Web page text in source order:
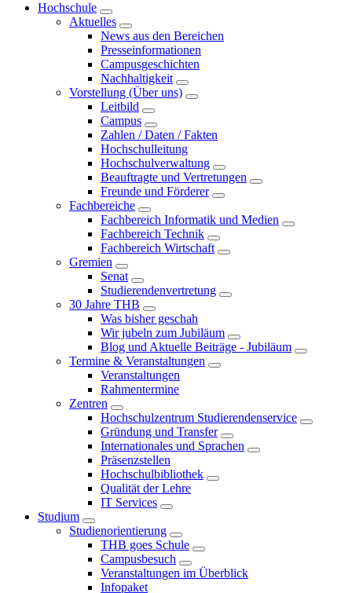
Hochschule
Aktuelles
News aus den Bereichen
Presseinformationen
Campusgeschichten
Nachhaltigkeit
Vorstellung (Über uns)
Leitbild
Campus
Zahlen / Daten / Fakten
Hochschulleitung
Hochschulverwaltung
Beauftragte und Vertretungen
Freunde und Förderer
Fachbereiche
Fachbereich Informatik und Medien
Fachbereich Technik
Fachbereich Wirtschaft
Gremien
Senat
Studierendenvertretung
30 Jahre THB
Was bisher geschah
Wir jubeln zum Jubiläum
Blog und Aktuelle Beiträge - Jubiläum
Termine & Veranstaltungen
Veranstaltungen
Rahmentermine
Zentren
Hochschulzentrum Studierendenservice
Gründung und Transfer
Internationales und Sprachen
Präsenzstellen
Hochschulbibliothek
Qualität der Lehre
IT Services
Studium
Studienorientierung
THB goes Schule
Campusbesuch
Veranstaltungen im Überblick
Infopaket